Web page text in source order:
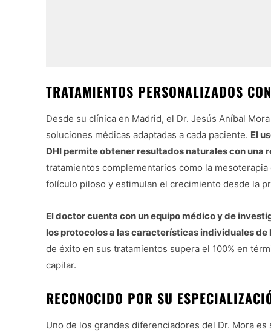
TRATAMIENTOS PERSONALIZADOS
Desde su clínica en Madrid, el Dr. Jesús Aníbal
soluciones médicas adaptadas a cada paciente. El
DHI permite obtener resultados naturales con
tratamientos complementarios como la
folículo piloso y estimulan el crecimiento desde la
El doctor cuenta con un equipo médico y de
los protocolos a las características individuales de
de éxito en sus tratamientos supera el 100% en
capilar.
RECONOCIDO POR SU
Uno de los grandes diferenciadores del Dr. Mora